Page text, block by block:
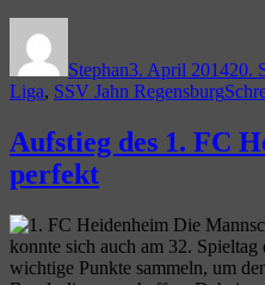
Leipzig“
Stephan3. April 201420.
Liga, SSV Jahn Regensburg
Aufstieg des 1. FC
perfekt
Die
konnte sich auch am 32.
wichtige Punkte sammeln, um